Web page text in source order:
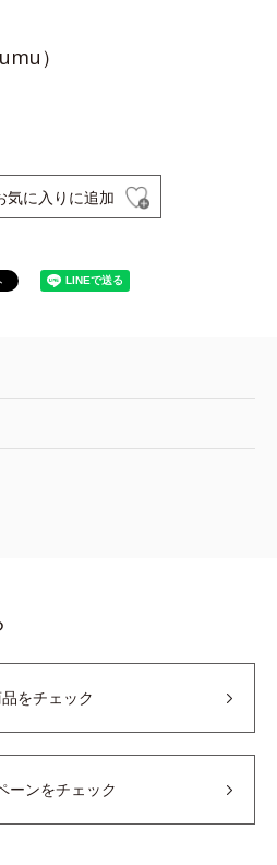
）
気に入りに追加
をチェック
ーンをチェック